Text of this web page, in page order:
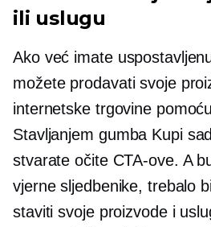
ili uslugu
Ako već imate
možete prodavati svoje
internetske trgovine
Stavljanjem gumba Kupi
stvarate očite CTA-ove. A
vjerne sljedbenike, trebalo
staviti svoje proizvode i